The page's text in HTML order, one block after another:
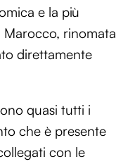
e la più
rinomata
direttamente
quasi tutti i
che è presente
con le